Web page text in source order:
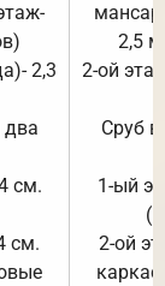
2,3
два
см.
см.
2,5
2-ой
Сруб
1-ый
2-ой